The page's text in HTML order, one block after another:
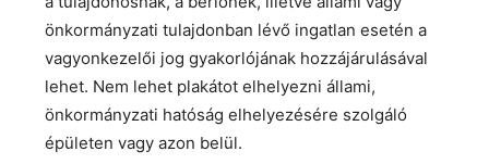
önkormányzati tulajdonban lévő ingatlan esetén a
vagyonkezelői jog gyakorlójának hozzájárulásával
lehet. Nem lehet plakátot elhelyezni állami,
önkormányzati hatóság elhelyezésére szolgáló
épületen vagy azon belül.